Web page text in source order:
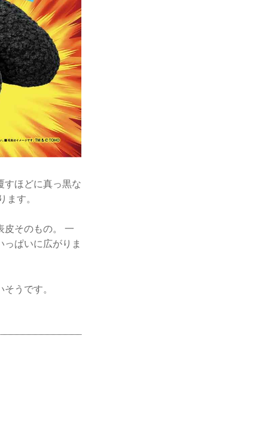
すほどに真っ黒な
ます。
皮そのもの。 一
ぱいに広がりま
うです。